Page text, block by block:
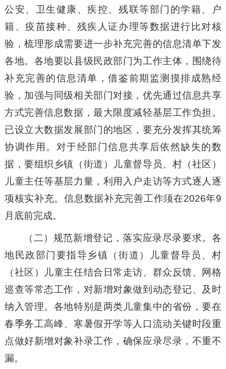
公安、卫生健康、疾控、残联等部门的学籍、户
籍、疫苗接种、残疾人证办理等数据进行比对核
验，梳理形成需要进一步补充完善的信息清单下发
各地。各地要以县级民政部门为工作主体，围绕待
补充完善的信息清单，借鉴前期监测摸排成熟经
验，加强与同级相关部门对接，优先通过信息共享
方式完善信息数据，最大限度减轻基层工作负担。
已设立大数据发展部门的地区，要充分发挥其统筹
协调作用。对于经部门信息共享后依然缺失的数
据，要组织乡镇（街道）儿童督导员、村（社区）
儿童主任等基层力量，利用入户走访等方式逐人逐
项核实补充。信息数据补充完善工作须在2026年9
月底前完成。
（二）规范新增登记，落实应录尽录要求。各
地民政部门要指导乡镇（街道）儿童督导员、村
（社区）儿童主任结合日常走访、群众反馈、网格
巡查等常态工作，对新增对象做到动态登记、及时
纳入管理。各地特别是两类儿童集中的省份，要在
春季务工高峰、寒暑假开学等人口流动关键时段重
点做好新增对象补录工作，确保应录尽录，不重不
漏。